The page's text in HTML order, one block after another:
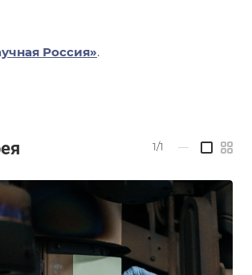
Россия».
1/1 —